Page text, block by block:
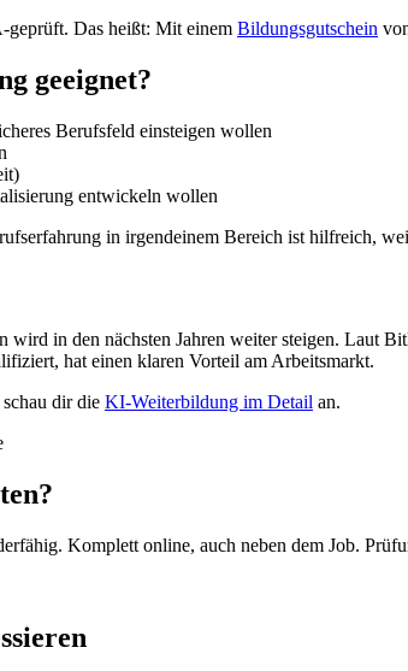
Das heißt: Mit einem Bildungsgutschein
geeignet?
Berufsfeld einsteigen wollen
entwickeln wollen
in irgendeinem Bereich ist hilfreich,
wird in den nächsten Jahren weiter steigen. Laut
hat einen klaren Vorteil am Arbeitsmarkt.
dir die KI-Weiterbildung im Detail an.
Komplett online, auch neben dem Job.